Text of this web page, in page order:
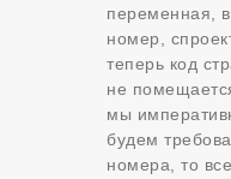
переменная,
номер,
теперь код
не
мы
будем
номера, то